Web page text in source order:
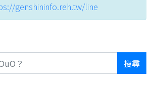
genshininfo.reh.tw/line
搜尋